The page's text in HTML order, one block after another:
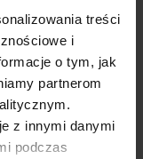
treści
i
o tym, jak
partnerom
z innymi danymi
podczas
każde
wyjątkiem
we
przecinak
piła